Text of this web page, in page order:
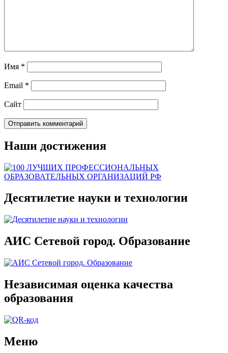
Имя *
Email *
Сайт
Наши достижения
Десятилетие науки и технологии
АИС Сетевой город. Образование
Независимая оценка качества
образования
Меню